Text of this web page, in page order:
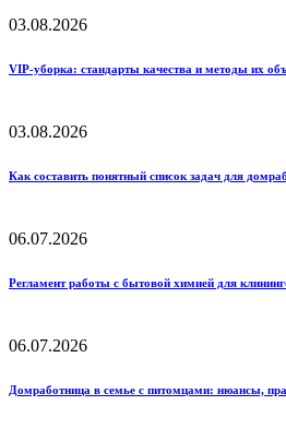
03.08.2026
VIP-уборка: стандарты качества и методы их
03.08.2026
Как составить понятный список задач для
06.07.2026
Регламент работы с бытовой химией для
06.07.2026
Домработница в семье с питомцами: нюансы,